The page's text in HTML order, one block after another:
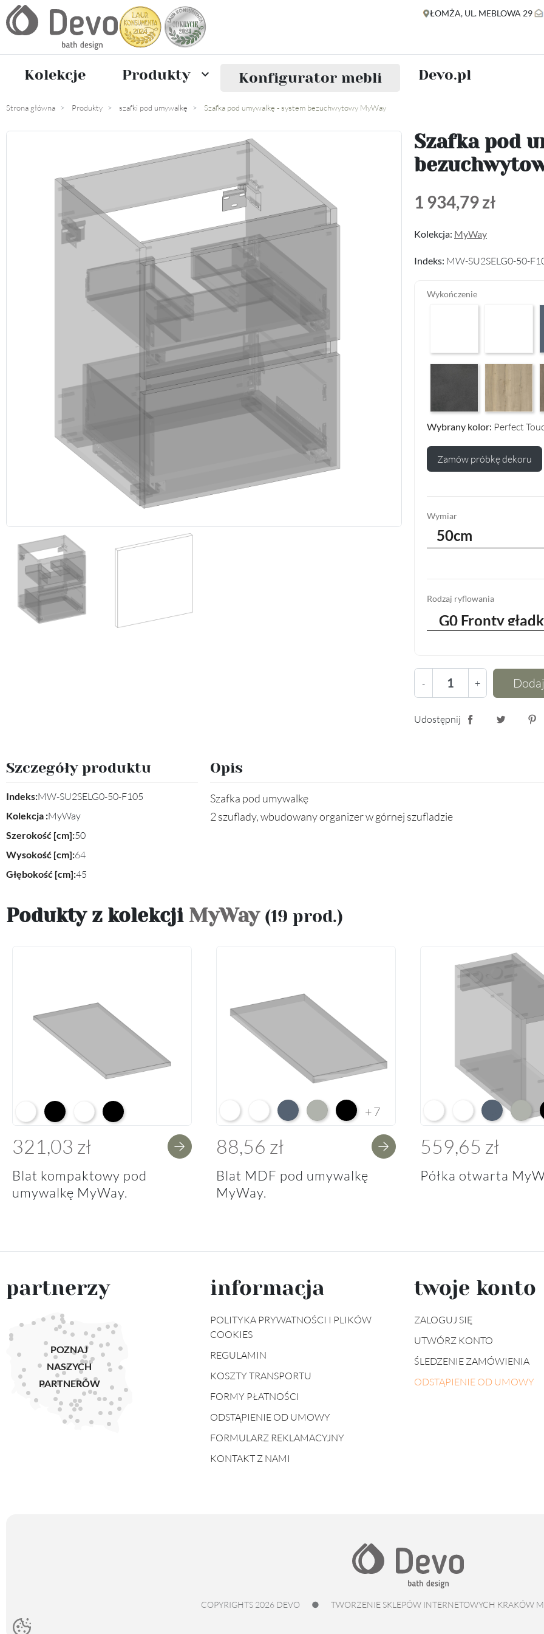
ŁOMŻA, UL. MEBLOWA 29
Kolekcje Produkty  Konfigurator mebli Devo.pl
Strona główna Produkty szafki pod umywalkę Szafka pod umywalkę - system bezuchwytowy MyWay
Szafka pod
1 934,79 zł
Kolekcja: MyWay
Indeks: MW-SU2SELG0-50-
Wykończenie
Premium
Wybrany kolor: Perfect
Zamów próbkę dekoru
Wymiar
50cm
Rodzaj ryflowania
- +
Udostępnij
Szczegóły produktu
Indeks:MW-SU2SELG0-50-F105
Kolekcja :MyWay
Szerokość [cm]:50
Wysokość [cm]:64
Głębokość [cm]:45
Opis
Szafka pod umywalkę
2 szuflady, wbudowany organizer w górnej szufladzie
Podukty z kolekcji MyWay (19 prod.)
Alpine White K02
Black K16Alpine White Struktura K37
K14 Soft Black
321,03 zł
Blat kompaktowy pod
umywalkę MyWay.
Arctic White HG F01
Premium White Supermatt F83
Perfect Touch Parisian Blue F103
Perfect Touch Stahlgrau F105
Czarny Mat Orchidea Nera F56
+7
88,56 zł
Blat MDF pod umywalkę
MyWay.
Arctic White L04Premium White
Perfect Touch
559,65 zł
Półka otwarta
partnerzy
POZNAJ
NASZYCH
PARTNERÓW
informacja
POLITYKA PRYWATNOŚCI I PLIKÓW
COOKIES
REGULAMIN
KOSZTY TRANSPORTU
FORMY PŁATNOŚCI
ODSTĄPIENIE OD UMOWY
FORMULARZ REKLAMACYJNY
KONTAKT Z NAMI
twoje konto
ZALOGUJ SIĘ
UTWÓRZ KONTO
ŚLEDZENIE ZAMÓWIENIA
ODSTĄPIENIE OD UMOWY
COPYRIGHTS 2026 DEVO ● TWORZENIE SKLEPÓW INTERNETOWYCH KRAKÓW